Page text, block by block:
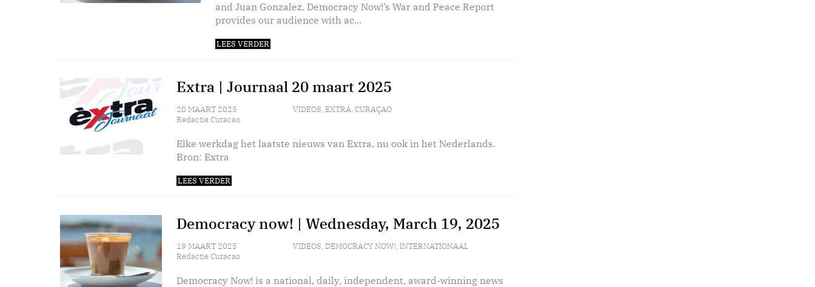
and Juan Gonzalez. Democracy Now!’s War and Peace Report
provides our audience with ac...
LEES VERDER
Extra | Journaal 20 maart 2025
20 MAART 2025
Redactie Curacao
VIDEOS, EXTRÁ, CURAÇAO
Elke werkdag het laatste nieuws van Extra, nu ook in het Nederlands.
Bron: Extra
LEES VERDER
Democracy now! | Wednesday, March 19, 2025
19 MAART 2025
Redactie Curacao
VIDEOS, DEMOCRACY NOW!, INTERNATIONAAL
Democracy Now! is a national, daily, independent, award-winning news